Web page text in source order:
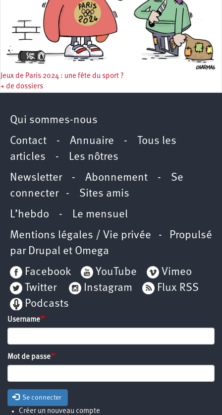
Jeux de Paris 2024 : une fête du sport ?
+ de dossiers
Qui sommes-nous
Contact - Annuaire -
Tous les
articles - Les nôtres
Newsletter- Abonnement - Se
connecter- Sites amis
L’hebdo - Le mensuel
Mentions légales / Vie privée - Propulsé
par Drupal et Omega
Facebook
YouTube
Vimeo
Twitter
Instagram
Flux RSS
Podcasts
Username
Mot de passe
Se connecter
Créer un nouveau compte